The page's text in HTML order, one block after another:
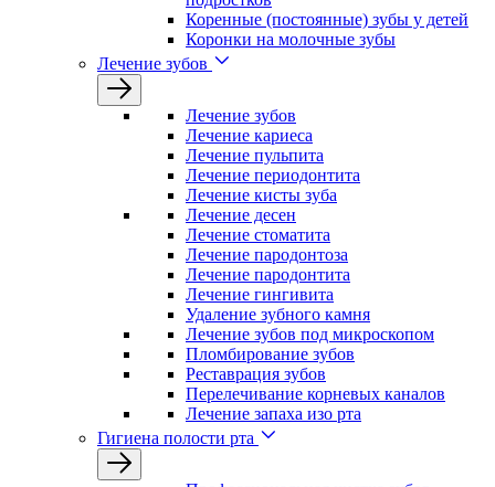
Коренные (постоянные) зубы у детей
Коронки на молочные зубы
Лечение зубов
Лечение зyбов
Лечение кариеса
Лечение пульпита
Лечение периодонтита
Лечение кисты зуба
Лечение десен
Лечение стоматита
Лечение пародонтоза
Лечение пародонтита
Лечение гингивита
Удаление зубного камня
Лечение зубов под микроскопом
Пломбирование зубов
Реставрация зубов
Перелечивание корневых каналов
Лечение запаха изо рта
Гигиена полости рта